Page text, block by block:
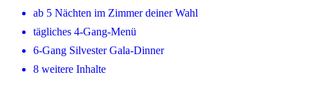
ab 5 Nächten im Zimmer deiner Wahl
tägliches 4-Gang-Menü
6-Gang Silvester Gala-Dinner
8 weitere Inhalte